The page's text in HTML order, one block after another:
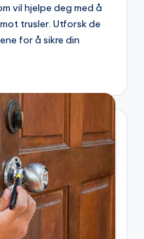
vil hjelpe deg med å
trusler. Utforsk de
for å sikre din